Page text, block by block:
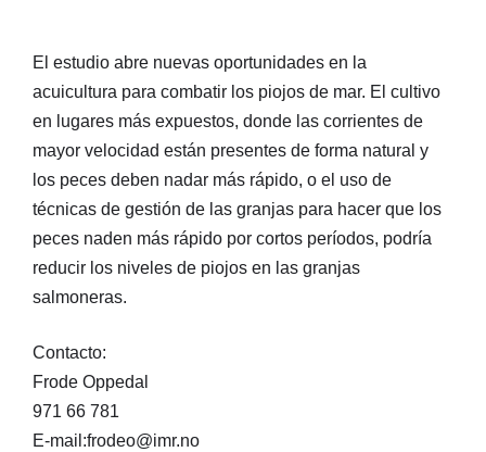
El estudio abre nuevas oportunidades en la
acuicultura para combatir los piojos de mar. El cultivo
en lugares más expuestos, donde las corrientes de
mayor velocidad están presentes de forma natural y
los peces deben nadar más rápido, o el uso de
técnicas de gestión de las granjas para hacer que los
peces naden más rápido por cortos períodos, podría
reducir los niveles de piojos en las granjas
salmoneras.
Contacto:
Frode Oppedal
971 66 781
E-mail:frodeo@imr.no